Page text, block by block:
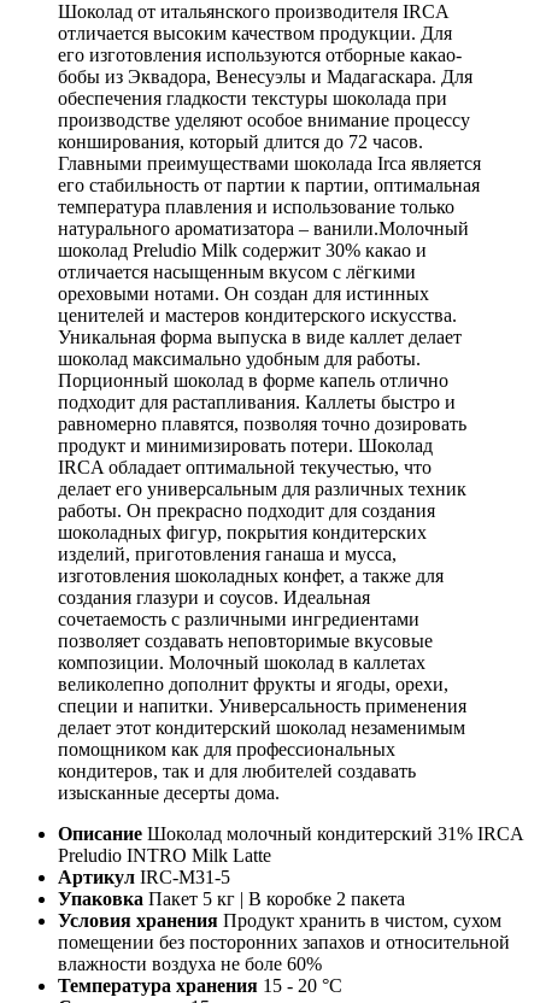
Шоколад от итальянского производителя IRCA
отличается высоким качеством продукции. Для
его изготовления используются отборные какао-
бобы из Эквадора, Венесуэлы и Мадагаскара. Для
обеспечения гладкости текстуры шоколада при
производстве уделяют особое внимание процессу
конширования, который длится до 72 часов.
Главными преимуществами шоколада Irca является
его стабильность от партии к партии, оптимальная
температура плавления и использование только
натурального ароматизатора – ванили.Молочный
шоколад Preludio Milk содержит 30% какао и
отличается насыщенным вкусом с лёгкими
ореховыми нотами. Он создан для истинных
ценителей и мастеров кондитерского искусства.
Уникальная форма выпуска в виде каллет делает
шоколад максимально удобным для работы.
Порционный шоколад в форме капель отлично
подходит для растапливания. Каллеты быстро и
равномерно плавятся, позволяя точно дозировать
продукт и минимизировать потери. Шоколад
IRCA обладает оптимальной текучестью, что
делает его универсальным для различных техник
работы. Он прекрасно подходит для создания
шоколадных фигур, покрытия кондитерских
изделий, приготовления ганаша и мусса,
изготовления шоколадных конфет, а также для
создания глазури и соусов. Идеальная
сочетаемость с различными ингредиентами
позволяет создавать неповторимые вкусовые
композиции. Молочный шоколад в каллетах
великолепно дополнит фрукты и ягоды, орехи,
специи и напитки. Универсальность применения
делает этот кондитерский шоколад незаменимым
помощником как для профессиональных
кондитеров, так и для любителей создавать
изысканные десерты дома.
Описание Шоколад молочный кондитерский 31% IRCA
Preludio INTRO Milk Latte
Артикул IRC-M31-5
Упаковка Пакет 5 кг | В коробке 2 пакета
Условия хранения Продукт хранить в чистом, сухом
помещении без посторонних запахов и относительной
влажности воздуха не боле 60%
Температура хранения 15 - 20 °C